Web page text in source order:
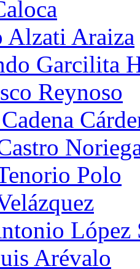
Alzati Araiza
Garcilita
Reynoso
Polo
López
Arévalo